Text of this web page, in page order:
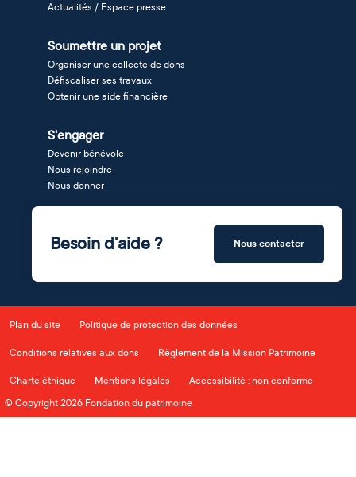
Actualités / Espace presse
Soumettre un projet
Organiser une collecte de dons
Défiscaliser ses travaux
Obtenir une aide financière
S'engager
Devenir bénévole
Nous rejoindre
Nous donner
Besoin d'aide ? Nous contacter
Plan du site Politique de protection des données
Conditions relatives aux dons Règlement de la Mission Patrimoine
Charte éthique Mentions légales
Accessibilité : non conforme
© Copyright 2026 Fondation du patrimoine